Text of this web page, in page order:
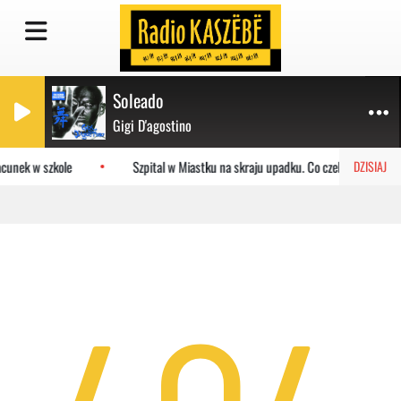
Soleado
Gigi D'agostino
DZISIAJ
w szkole Szpital w Miastku na skraju upadku. Co czeka placówkę?